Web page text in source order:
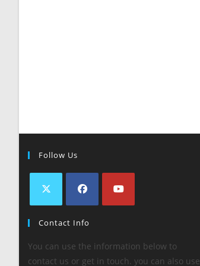
Follow Us
Contact Info
You can use the information below to
contact us or get in touch. you can also use